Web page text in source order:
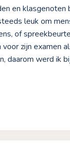
en klasgenoten
leuk om
of
zijn examen
daarom werd ik